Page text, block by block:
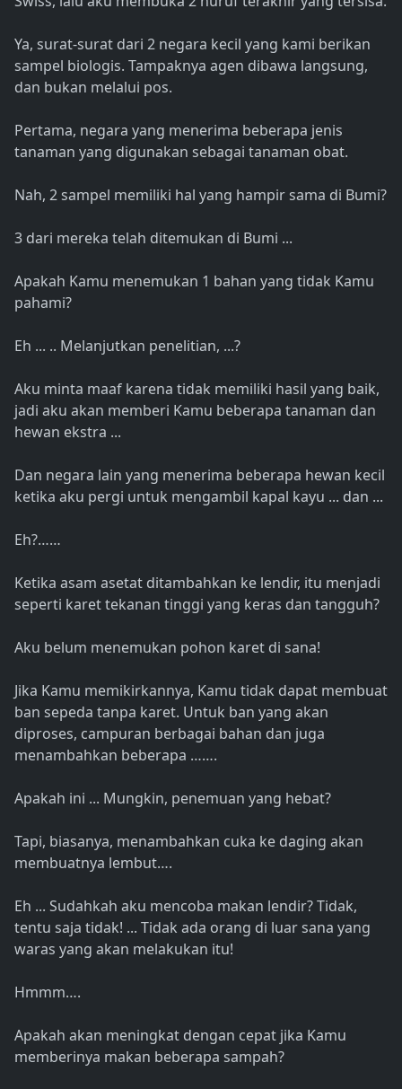
Ya, surat-surat dari 2 negara kecil yang kami berikan
sampel biologis. Tampaknya agen dibawa langsung,
dan bukan melalui pos.
Pertama, negara yang menerima beberapa jenis
tanaman yang digunakan sebagai tanaman obat.
Nah, 2 sampel memiliki hal yang hampir sama di Bumi?
3 dari mereka telah ditemukan di Bumi ...
Apakah Kamu menemukan 1 bahan yang tidak Kamu
pahami?
Eh ... .. Melanjutkan penelitian, ...?
Aku minta maaf karena tidak memiliki hasil yang baik,
jadi aku akan memberi Kamu beberapa tanaman dan
hewan ekstra ...
Dan negara lain yang menerima beberapa hewan kecil
ketika aku pergi untuk mengambil kapal kayu ... dan ...
Eh?……
Ketika asam asetat ditambahkan ke lendir, itu menjadi
seperti karet tekanan tinggi yang keras dan tangguh?
Aku belum menemukan pohon karet di sana!
Jika Kamu memikirkannya, Kamu tidak dapat membuat
ban sepeda tanpa karet. Untuk ban yang akan
diproses, campuran berbagai bahan dan juga
menambahkan beberapa …….
Apakah ini ... Mungkin, penemuan yang hebat?
Tapi, biasanya, menambahkan cuka ke daging akan
membuatnya lembut….
Eh ... Sudahkah aku mencoba makan lendir? Tidak,
tentu saja tidak! ... Tidak ada orang di luar sana yang
waras yang akan melakukan itu!
Hmmm….
Apakah akan meningkat dengan cepat jika Kamu
memberinya makan beberapa sampah?